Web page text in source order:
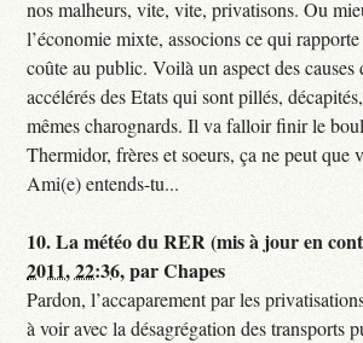
nos malheurs, vite, vite, privatisons. Ou
l’économie mixte, associons ce qui
coûte au public. Voilà un aspect des
accélérés des Etats qui sont pillés,
mêmes charognards. Il va falloir finir le
Thermidor, frères et soeurs, ça ne peut que
Ami(e) entends-tu...
10.La météo du RER (mis à jour en
2011, 22:36,parChapes
Pardon, l’accaparement par les
à voir avec la désagrégation des transports